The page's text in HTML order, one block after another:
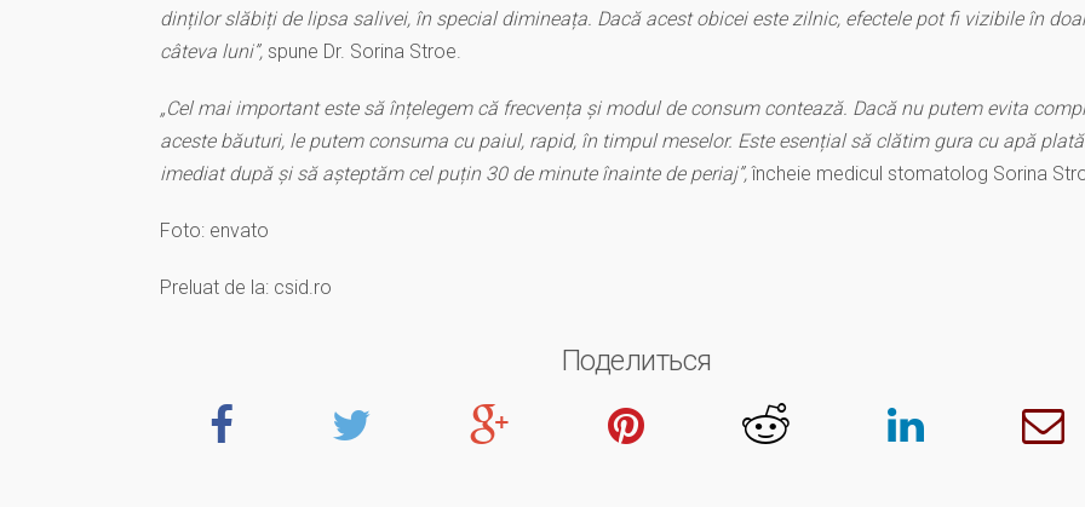
dinților slăbiți de lipsa salivei, în special dimineața. Dacă acest obicei este zilnic, efectele pot fi vizibile în
câteva luni”, spune Dr. Sorina Stroe.
„Cel mai important este să înțelegem că frecvența și modul de consum contează. Dacă nu putem evita
aceste băuturi, le putem consuma cu paiul, rapid, în timpul meselor. Este esențial să clătim gura cu apă plată
imediat după și să așteptăm cel puțin 30 de minute înainte de periaj”,încheie medicul stomatolog Sorina
Foto: envato
Preluat de la: csid.ro
Поделиться